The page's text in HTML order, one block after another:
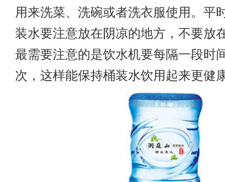
用来洗菜、洗碗或者洗衣服使用。平
装水要注意放在阴凉的地方，不要放
最需要注意的是饮水机要每隔一段时
次，这样能保持桶装水饮用起来更健